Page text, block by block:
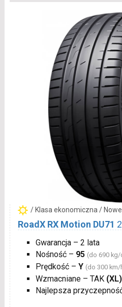
/ Klasa ekonomiczna /
RoadX RX Motion DU71
Gwarancja – 2 lata
Nośność – 95 (do 690
Prędkość – Y (do 300 km/
Wzmacniane – TAK (XL)
Najlepsza